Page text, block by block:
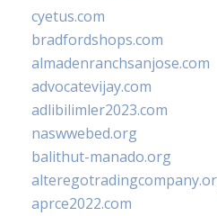
cyetus.com
bradfordshops.com
almadenranchsanjose.com
advocatevijay.com
adlibilimler2023.com
naswwebed.org
balithut-manado.org
aprce2022.com